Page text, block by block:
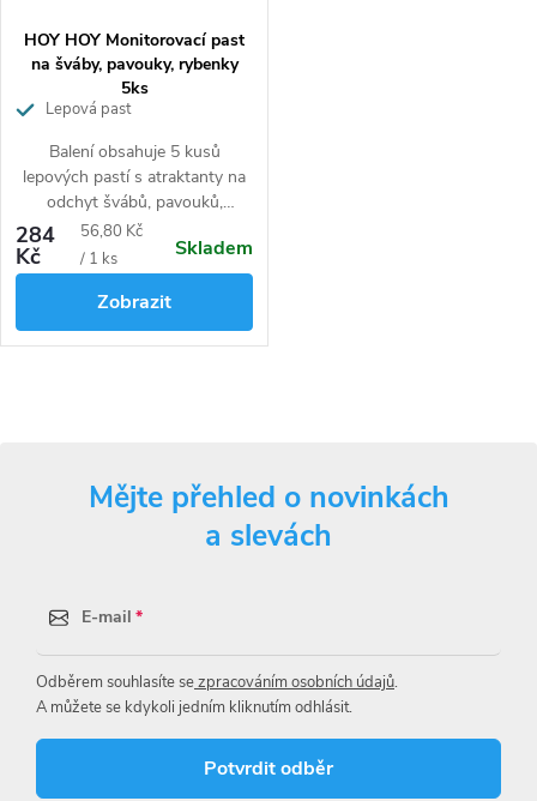
k
u
t
HOY HOY Monitorovací past
na šváby, pavouky, rybenky
5ks
Lepová past
Balení obsahuje 5 kusů
lepových pastí s atraktanty na
odchyt švábů, pavouků,
rybenek a jiného nežádoucího
lezoucího hmyzu. Lepová past
slouží k odchytu a zároveň ke
sledování výskytu hmyzu všude
tam, kde je chemický zásah
nemožný či hůře proveditelný.
284
Kč
Měrná
cena:
56,80 Kč
/ 1 ks
Skladem
Zobrazit
Mějte přehled o novinkách
a slevách
E-mail
Odběrem souhlasíte sezpracováním osobních údajů.
A můžete se kdykoli jedním kliknutím odhlásit.
Potvrdit odběr